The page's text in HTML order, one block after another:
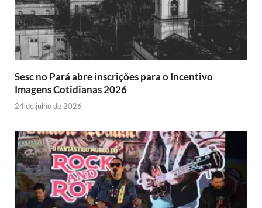
Sesc no Pará abre inscrições para o Incentivo
Imagens Cotidianas 2026
24 de julho de 2026